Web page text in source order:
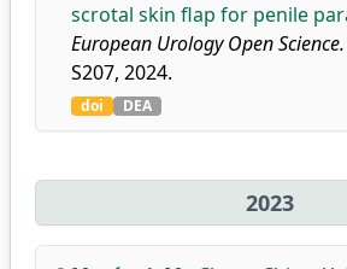
scrotal skin flap for penile
European Urology Open Science.
S207, 2024.
doi DEA
2023